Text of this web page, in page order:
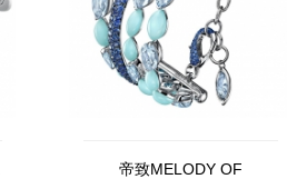
帝致MELODY OF